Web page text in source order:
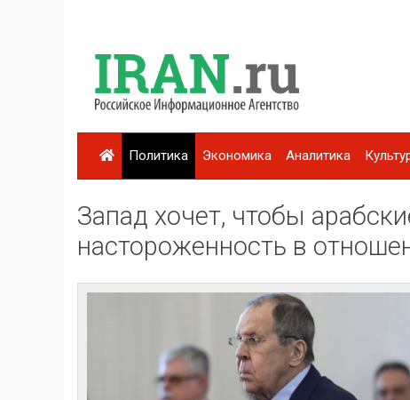
Политика Экономика Аналитика
Запад хочет, чтобы
настороженность в